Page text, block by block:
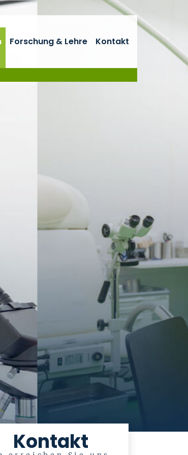
Kontakt
Forschung & Lehre Kontakt